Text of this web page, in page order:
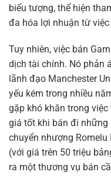
biểu tượng, thể hiện
đa hóa lợi nhuận từ
Tuy nhiên, việc bán
dịch tài chính. Nó phản
lãnh đạo Manchester
yếu kém trong nhiều
gặp khó khăn trong
giá tốt khi bán đi những
chuyển nhượng
(với giá trên 50 triệu
ra một thương vụ bán